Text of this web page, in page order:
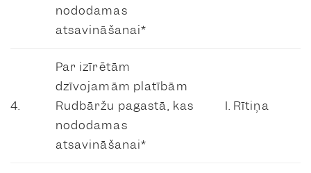
nododamas
atsavināšanai*
4.
Par izīrētām
dzīvojamām platībām
Rudbāržu pagastā, kas
nododamas
atsavināšanai*
I. Rītiņa